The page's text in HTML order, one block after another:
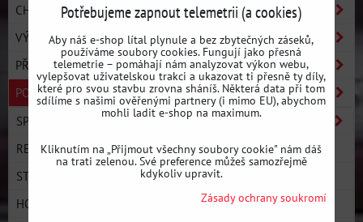
CHLAZENÍ
VÝFUKOVÝ SYSTÉM
PŘEVODOVKA A SPOJKA
PODVOZEK
SPORTOVNÍ STAVITELNÉ PODVOZKY (COILOVERY)
REJDOVÁ ŘEŠENÍ (LOCK KITY)
STAVITELNÁ RAMENA
HORNÍ ULOŽENÍ + STABILIZÁTOR (CAMBER PLATES)
Potřebujeme zapnout telemetrii (a cookies)
Aby náš e-shop lítal plynule a bez zbytečných záseků,
používáme soubory cookies. Fungují jako přesná
telemetrie – pomáhají nám analyzovat výkon webu,
vylepšovat uživatelskou trakci a ukazovat ti přesně ty díly,
které pro svou stavbu zrovna sháníš. Některá data při tom
sdílíme s našimi ověřenými partnery (i mimo EU), abychom
mohli ladit e-shop na maximum.
Kliknutím na „Přijmout všechny soubory cookie" nám dáš
na trati zelenou. Své preference můžeš samozřejmě
kdykoliv upravit.
Zásady ochrany soukromí